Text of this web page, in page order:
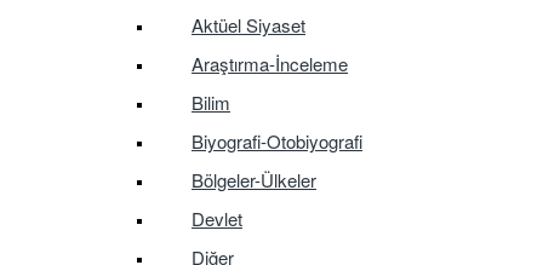
Aktüel Siyaset
Araştırma-İnceleme
Bilim
Biyografi-Otobiyografi
Bölgeler-Ülkeler
Devlet
Diğer